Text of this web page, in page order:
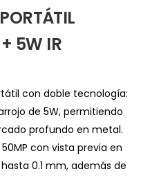
5W IR
con doble tecnología:
de 5W, permitiendo
profundo en metal.
con vista previa en
0.1 mm, además de